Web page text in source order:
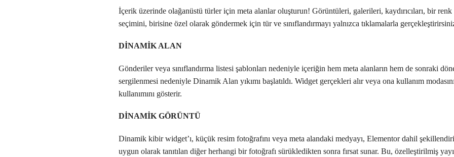
İçerik üzerinde olağanüstü türler için meta alanlar oluşturun! Görüntüleri, galerileri, kaydırıcıları, bir renk
seçimini, birisine özel olarak göndermek için tür ve sınıflandırmayı yalnızca tıklamalarla
DİNAMİK ALAN
Gönderiler veya sınıflandırma listesi şablonları nedeniyle içeriğin hem meta alanların hem de sonraki
sergilenmesi nedeniyle Dinamik Alan yıkımı başlatıldı. Widget gerçekleri alır veya ona kullanım
kullanımını gösterir.
DİNAMİK GÖRÜNTÜ
Dinamik kibir widget’ı, küçük resim fotoğrafını veya meta alandaki medyayı, Elementor dahil
uygun olarak tanıtılan diğer herhangi bir fotoğrafı sürükledikten sonra fırsat sunar. Bu, özelleştirilmiş